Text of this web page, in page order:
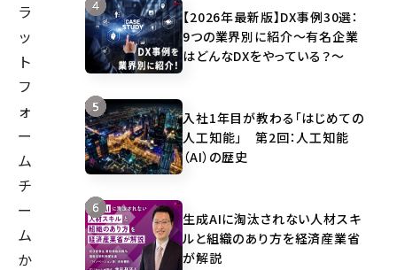
ラ
ッ
ト
フ
ォ
ー
ム
チ
ー
ム
か
【2026年最新版】DX事例30選：
9つの業界別に紹介～有名企業
はどんなDXをやっている？～
入社1年目が教わる「はじめての
人工知能」 第2回：人工知能
（AI）の歴史
生成AIに淘汰されない人材スキ
ルと組織のあり方を経済産業省
が解説